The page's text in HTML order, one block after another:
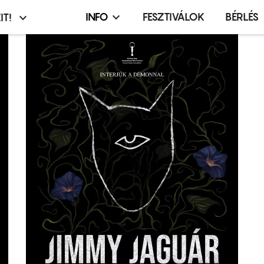
Infó,
esemény,
terembérlés
menü
INFO FESZTIVÁLOK BÉRLÉS